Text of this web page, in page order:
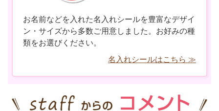
お名前などを入れた名入れシールを豊富なデザイ
ン・サイズから多数ご用意しました。お好みの種
類をお選びください。
名入れシールはこちら ≫